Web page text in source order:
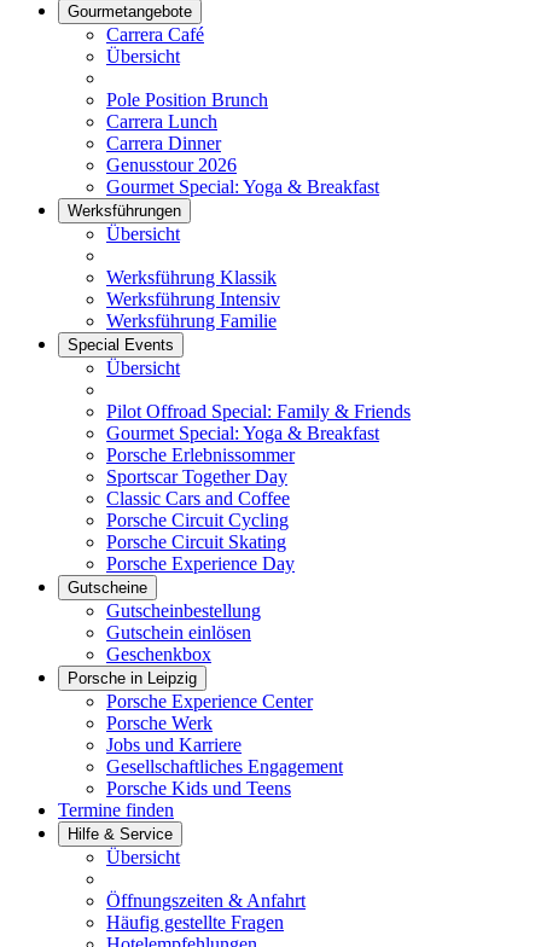
Gourmetangebote
Carrera Café
Übersicht
Pole Position Brunch
Carrera Lunch
Carrera Dinner
Genusstour 2026
Gourmet Special: Yoga & Breakfast
Werksführungen
Übersicht
Werksführung Klassik
Werksführung Intensiv
Werksführung Familie
Special Events
Übersicht
Pilot Offroad Special: Family & Friends
Gourmet Special: Yoga & Breakfast
Porsche Erlebnissommer
Sportscar Together Day
Classic Cars and Coffee
Porsche Circuit Cycling
Porsche Circuit Skating
Porsche Experience Day
Gutscheine
Gutscheinbestellung
Gutschein einlösen
Geschenkbox
Porsche in Leipzig
Porsche Experience Center
Porsche Werk
Jobs und Karriere
Gesellschaftliches Engagement
Porsche Kids und Teens
Termine finden
Hilfe & Service
Übersicht
Öffnungszeiten & Anfahrt
Häufig gestellte Fragen